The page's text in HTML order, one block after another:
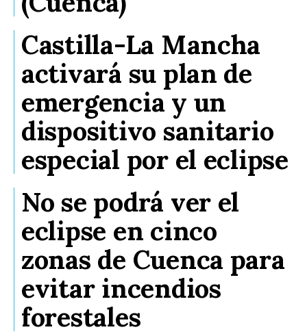
Castilla-La Mancha
activará su plan de
emergencia y un
dispositivo sanitario
especial por el eclipse
No se podrá ver el
eclipse en cinco
zonas de Cuenca para
evitar incendios
forestales